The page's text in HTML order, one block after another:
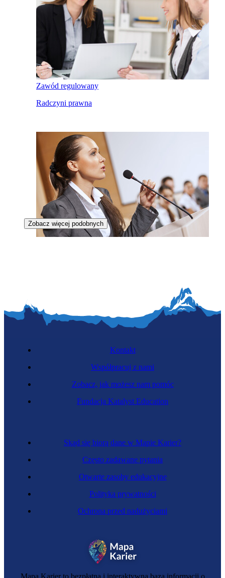
Zawód regulowany
Radczyni prawna
Zobacz więcej podobnych
Skąd się biorą dane w Mapie Karier?
Często zadawane pytania
Otwarte zasoby edukacyjne
Polityka prywatności
Ochrona przed nadużyciami
Kontakt
Współpracuj z nami
Zobacz, jak możesz nam pomóc
Fundacja Katalyst Education